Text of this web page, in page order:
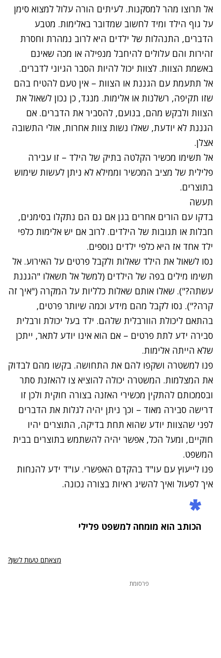
אל תרוצו מהר למסקנות. לעיתים הורה עלול למצוא סימן
על גוף הילד ומיד לחשוב שמדובר באלימות. מטבע
הדברים, התנהלות של ילדים היא לרוב נמהרת וחסרת
זהירות והם עלולים להיחבל מנפילה או מכה שאינם
באשמת הצוות. לצוות יכול להיות הסבר הגיוני לדברים.
אל תתעמת עם הגננת או הצוות – אין טעם להטיח בהם
שזו תקיפה, רשלנות או אלימות. מנגד, כן נכון לשאול את
הצוות ולבקש מהם, בנועם, להסביר את הדברים. אם
הגננת לא יודעת, שאלו נשות צוות אחרות, אולי התשובה
אצלן.
אל תשימו מכשיר הקלטה בתיק של הילד – זו עבירה
פלילית של מציב המכשיר וממילא לא ניתן לעשות שימוש
בתוצרים.
תעשה
בדקו עם הורים אחרים בגן אם גם הם נתקלו בסימנים,
חבלות או תגובות של הילדים. לרוב אם יש אלימות כלפי
ילד אחד אז היא כלפי ילדים נוספים.
נסו לשאול את הילד שאלות ולקבל פרטים על האירוע. אל
תשימו מילים בפה של הילדים (למשל אל תשאלו "הגננת
עשתה?"). שאלו אותם שאלות כלליות על המקרה ("איך זה
קרה?"). נסו לקבל מהם מידע וכמה שיותר פרטים,
בהתאם ליכולת הוורבלית שלהם. ילד בעל יכולת ורבלית
סבירה ידע לתת פרטים – אם הוא אינו יודע לתאר, ייתכן
שלא הייתה אלימות.
פנו למשטרה ושקפו להם את התחושה. בקשו מהם לבדוק
את המצלמות. המשטרה יכולה להוציא צו להאזנת סתר
ובסמכותם להתקין מכשירי האזנה בצורה חוקית ולכן זו
דרישה סבירה מאוד – וכך ניתן יהיה לגלות את הדברים
לפני שהצוות יודע שהוא תחת בדיקה, התוצרים יהיו
חוקיים, ומעל הכל, אפשר יהיה להשתמש בתוצרים בבית
המשפט.
פנו לייעוץ עם עו"ד בהקדם האפשרי. עו"ד ידע להנחות
איך לפעול ואיך להשיג ראיות בצורה נכונה.
הכותב הוא מומחה למשפט פלילי
מצאתם טעות לשון?
פרסומת